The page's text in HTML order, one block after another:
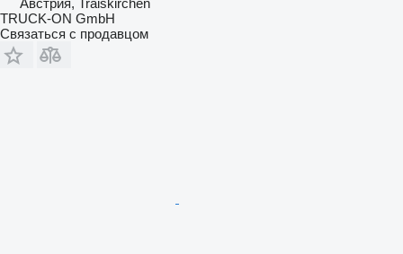
Австрия, Traiskirchen
TRUCK-ON GmbH
Связаться с продавцом